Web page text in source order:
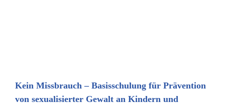
Kein Missbrauch – Basisschulung für Prävention
von sexualisierter Gewalt an Kindern und